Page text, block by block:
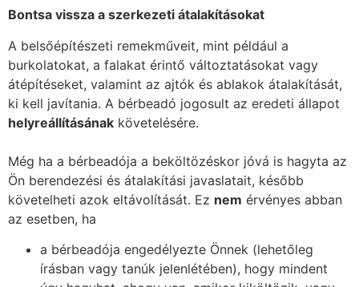
Bontsa vissza a szerkezeti átalakításokat
A belsőépítészeti remekműveit, mint például a
burkolatokat, a falakat érintő változtatásokat vagy
átépítéseket, valamint az ajtók és ablakok átalakítását,
ki kell javítania. A bérbeadó jogosult az eredeti állapot
helyreállításának követelésére.
Még ha a bérbeadója a beköltözéskor jóvá is hagyta az
Ön berendezési és átalakítási javaslatait, később
követelheti azok eltávolítását. Ez nem érvényes abban
az esetben, ha
a bérbeadója engedélyezte Önnek (lehetőleg
írásban vagy tanúk jelenlétében), hogy mindent